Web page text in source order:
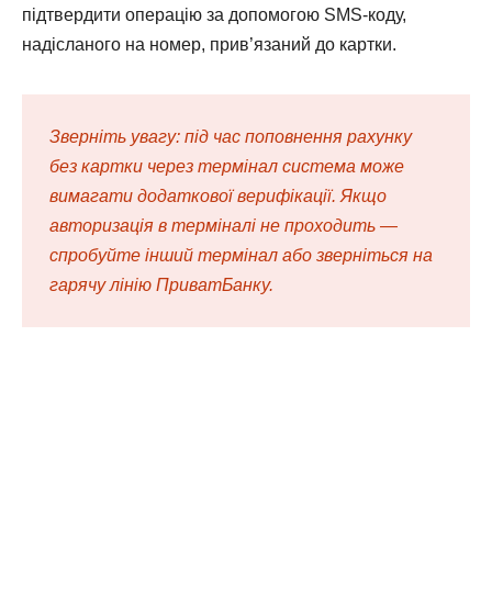
підтвердити операцію за допомогою SMS-коду,
надісланого на номер, прив’язаний до картки.
Зверніть увагу: під час поповнення рахунку
без картки через термінал система може
вимагати додаткової верифікації. Якщо
авторизація в терміналі не проходить —
спробуйте інший термінал або зверніться на
гарячу лінію ПриватБанку.